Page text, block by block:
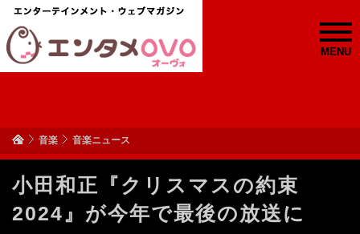
MENU
音楽 音楽ニュース
小田和正『クリスマスの約束
2024』が今年で最後の放送に